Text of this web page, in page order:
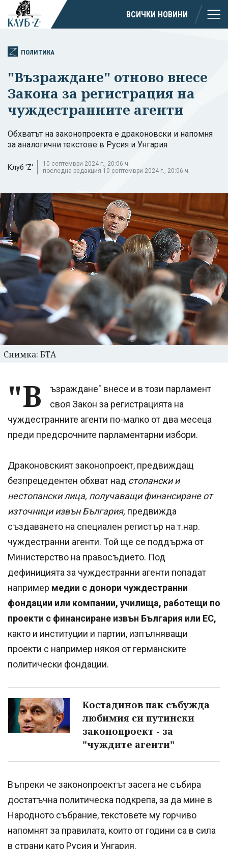
ВСИЧКИ НОВИНИ
ПОЛИТИКА
"Възраждане" отново внесе
Закона за регистрация на
чуждестранните агенти
Обхватът на законопроекта е драконовски и напомня
за аналогични текстове в Русия и Унгария
Клуб 'Z'
10 септември 2024 г., 20:06 ч.
последна редакция 10 септември 2024 г., 20:06 ч.
Снимка: БТА
"В
ъзраждане" внесе и в този парламент
своя Закон за регистрацията на
чуждестранните агенти по-малко от два месеца
преди предсрочните парламентарни избори.
Драконовският законопроект, предвиждащ
безпрецедентен обхват над стопански и
нестопански лица, получаващи финансиране от
източници извън България, предвижда
създаването на специален регистър на т.нар.
чуждестранни агенти. Той ще се поддържа от
Министерство на правосъдието. Под
дефиницията за чуждестранни агенти попадат
например медии с донори чуждестранни
фондации или компании, училища, работещи по
проекти с финансиране извън България или ЕС,
както и институции и партии, изпълняващи
проекти с например някоя от германските
политически фондации.
Костадинов пак събужда
любимия си путински
законопроект - за
"чуждите агенти"
Въпреки че законопроектът засега не събира
достатъчна политическа подкрепа, за да мине в
Народното събрание, текстовете му горчиво
напомнят за правилата, които от години са в сила
в страни като Русия и Унгария.